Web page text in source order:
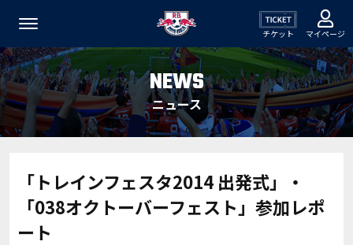
チケット マイページ
NEWS
ニュース
「トレインフェスタ2014 出発式」・
「038オクトーバーフェスト」参加レポ
ート